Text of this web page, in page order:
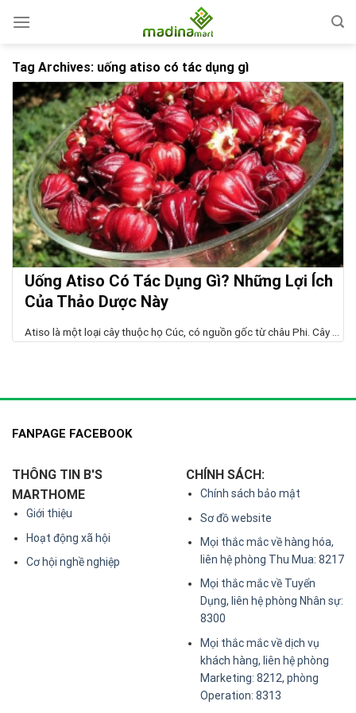
Tag Archives: uống atiso có tác dụng gì
Uống Atiso Có Tác Dụng Gì? Những Lợi Ích
Của Thảo Dược Này
Atiso là một loại cây thuộc họ Cúc, có nguồn gốc từ châu Phi. Cây ...
FANPAGE FACEBOOK
THÔNG TIN B'S
MARTHOME
Giới thiệu
Hoạt động xã hội
Cơ hội nghề nghiệp
CHÍNH SÁCH:
Chính sách bảo mật
Sơ đồ website
Mọi thắc mắc về hàng hóa,
liên hệ phòng Thu Mua: 8217
Mọi thắc mắc về Tuyển
Dụng, liên hệ phòng Nhân sự:
8300
Mọi thắc mắc về dịch vụ
khách hàng, liên hệ phòng
Marketing: 8212, phòng
Operation: 8313